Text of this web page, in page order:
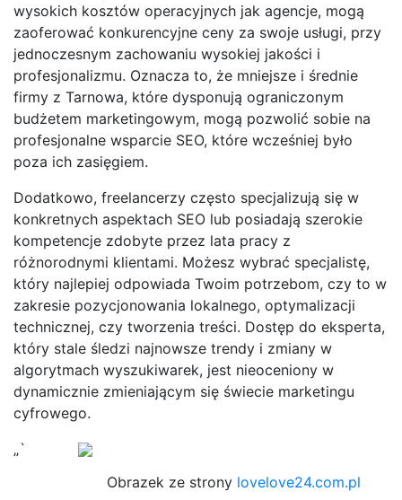
wysokich kosztów operacyjnych jak agencje, mogą
zaoferować konkurencyjne ceny za swoje usługi, przy
jednoczesnym zachowaniu wysokiej jakości i
profesjonalizmu. Oznacza to, że mniejsze i średnie
firmy z Tarnowa, które dysponują ograniczonym
budżetem marketingowym, mogą pozwolić sobie na
profesjonalne wsparcie SEO, które wcześniej było
poza ich zasięgiem.
Dodatkowo, freelancerzy często specjalizują się w
konkretnych aspektach SEO lub posiadają szerokie
kompetencje zdobyte przez lata pracy z
różnorodnymi klientami. Możesz wybrać specjalistę,
który najlepiej odpowiada Twoim potrzebom, czy to w
zakresie pozycjonowania lokalnego, optymalizacji
technicznej, czy tworzenia treści. Dostęp do eksperta,
który stale śledzi najnowsze trendy i zmiany w
algorytmach wyszukiwarek, jest nieoceniony w
dynamicznie zmieniającym się świecie marketingu
cyfrowego.
Obrazek ze strony lovelove24.com.pl
„`